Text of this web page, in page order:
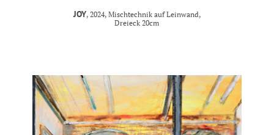
JOY, 2024, Mischtechnik auf Leinwand,
Dreieck 20cm